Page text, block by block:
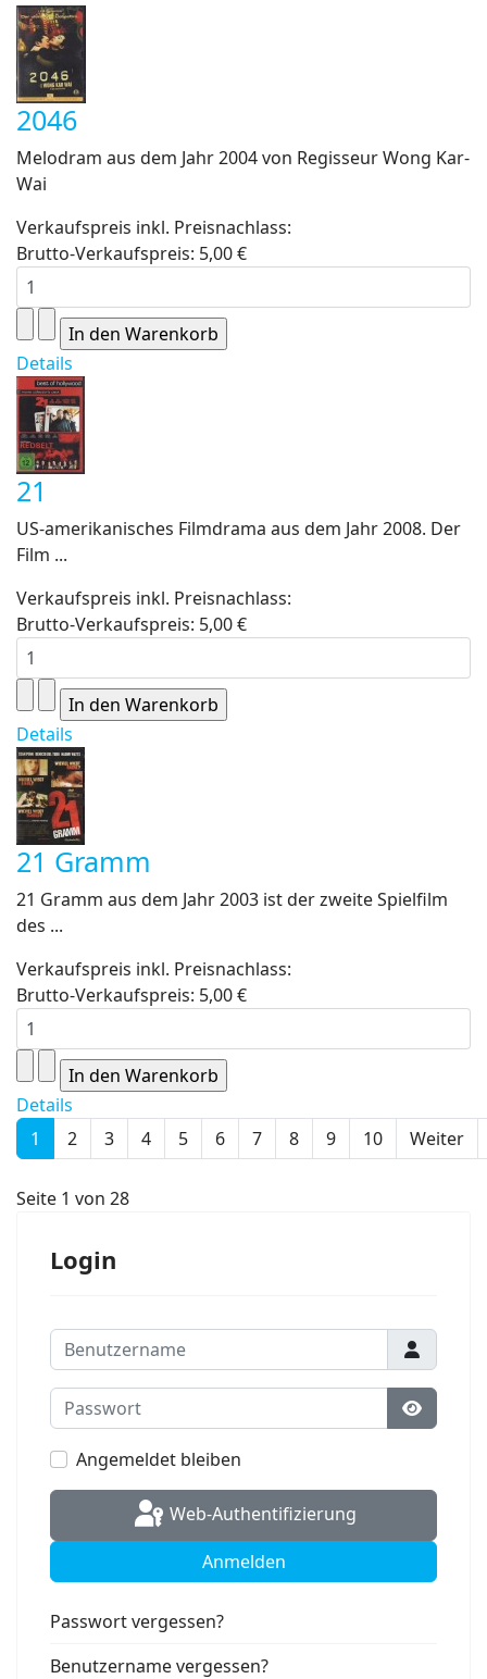
2046
Melodram aus dem Jahr 2004 von Regisseur Wong Kar-
Wai
Verkaufspreis inkl. Preisnachlass:
Brutto-Verkaufspreis: 5,00 €
Details
21
US-amerikanisches Filmdrama aus dem Jahr 2008. Der
Film ...
Verkaufspreis inkl. Preisnachlass:
Brutto-Verkaufspreis: 5,00 €
Details
21 Gramm
21 Gramm aus dem Jahr 2003 ist der zweite Spielfilm
des ...
Verkaufspreis inkl. Preisnachlass:
Brutto-Verkaufspreis: 5,00 €
Details
1
2 3 4 5 6 7 8 9 10 Weiter
Seite 1 von 28
Login
Benutzername
Passwort
Angemeldet bleiben
Web-Authentifizierung
Anmelden
Passwort vergessen?
Benutzername vergessen?